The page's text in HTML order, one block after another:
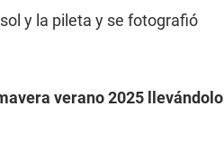
y la pileta y se fotografió
verano 2025 llevándolo